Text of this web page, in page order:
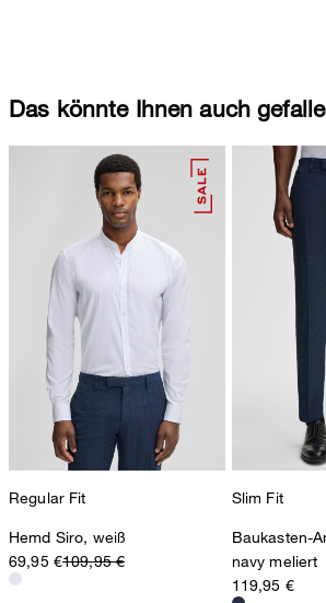
Das könnte Ihnen auch
Regular Fit
Hemd Siro, weiß
69,95 €109,95 €
Slim Fit
Baukasten-
navy meliert
119,95 €